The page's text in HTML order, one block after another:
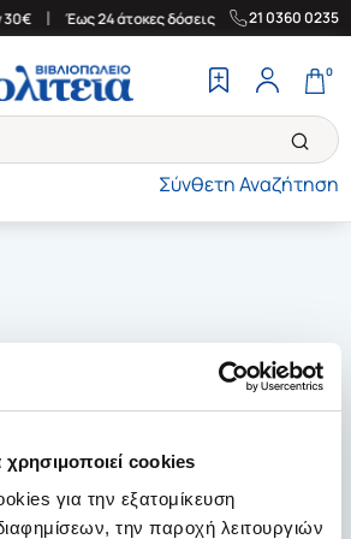
cookies
για την εξατομίκευση
την παροχή λειτουργιών
Έως 24 άτοκες δόσεις | Δωρεάν
21 0360 0235
Σύνθετη Αναζήτηση
0